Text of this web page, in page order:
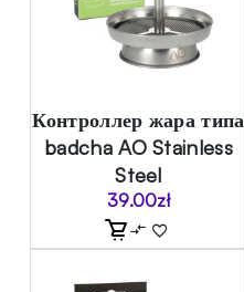
Контроллер жара типа
badcha AO Stainless
Steel
39.00zł